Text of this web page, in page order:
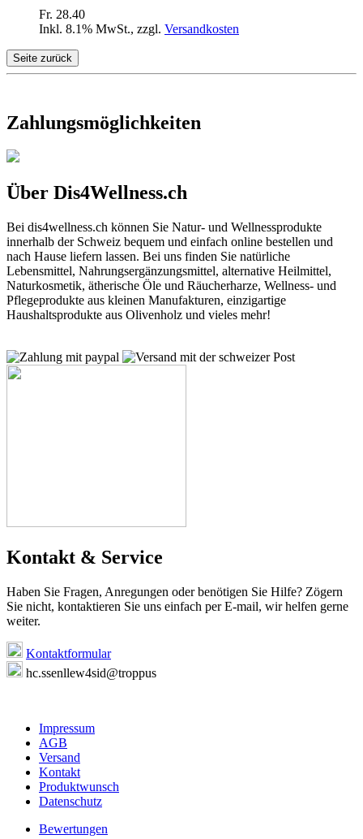
Fr. 28.40
Inkl. 8.1% MwSt., zzgl. Versandkosten
Zahlungsmöglichkeiten
Über Dis4Wellness.ch
Bei dis4wellness.ch können Sie Natur- und Wellnessprodukte
innerhalb der Schweiz bequem und einfach online bestellen und
nach Hause liefern lassen. Bei uns finden Sie natürliche
Lebensmittel, Nahrungsergänzungsmittel, alternative Heilmittel,
Naturkosmetik, ätherische Öle und Räucherharze, Wellness- und
Pflegeprodukte aus kleinen Manufakturen, einzigartige
Haushaltsprodukte aus Olivenholz und vieles mehr!
Kontakt & Service
Haben Sie Fragen, Anregungen oder benötigen Sie Hilfe? Zögern
Sie nicht, kontaktieren Sie uns einfach per E-mail, wir helfen gerne
weiter.
Kontaktformular
hc.ssenllew4sid@troppus
Impressum
AGB
Versand
Kontakt
Produktwunsch
Datenschutz
Bewertungen